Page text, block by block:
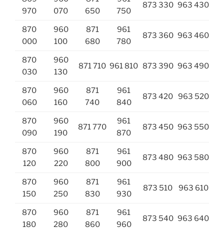
970
070
650
750
873 330 963 430
870
000
960
100
871
680
961
780
873 360 963 460
870
030
960
130
871 710 961 810 873 390 963 490
870
060
960
160
871
740
961
840
873 420 963 520
870
090
960
190
871 770
961
870
873 450 963 550
870
120
960
220
871
800
961
900
873 480 963 580
870
150
960
250
871
830
961
930
873 510 963 610
870
180
960
280
871
860
961
960
873 540 963 640